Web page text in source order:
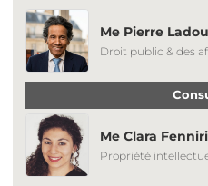
Me Pierre
Droit public & des
Me Clara Fenniri
Propriété